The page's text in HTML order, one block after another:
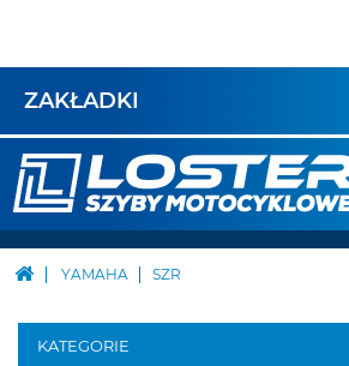
ZAKŁADKI
YAMAHA SZR
KATEGORIE